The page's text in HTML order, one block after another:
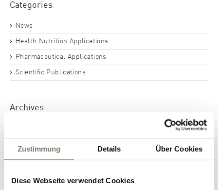
Zustimmung Details Über Cookies
Diese Webseite verwendet Cookies
Categories
News
Health Nutrition Applications
Pharmaceutical Applications
Scientific Publications
Archives
March 2025